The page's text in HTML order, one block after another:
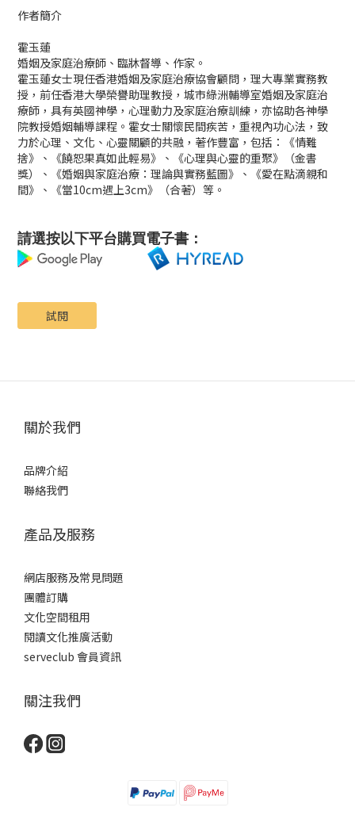
作者簡介
霍玉蓮
婚姻及家庭治療師、臨牀督導、作家。
霍玉蓮女士現任香港婚姻及家庭治療協會顧問，理大專業實務教
授，前任香港大學榮譽助理教授，城市綠洲輔導室婚姻及家庭治
療師，具有英國神學，心理動力及家庭治療訓練，亦協助各神學
院教授婚姻輔導課程。霍女士關懷民間疾苦，重視內功心法，致
力於心理、文化、心靈關顧的共融，著作豐富，包括：《情難
捨》、《饒恕果真如此輕易》、《心理與心靈的重聚》（金書
獎）、《婚姻與家庭治療：理論與實務藍圖》、《愛在點滴親和
間》、《當10cm遇上3cm》（合著）等。
請選按以下平台購買電子書：
試閱
關於我們
品牌介紹
聯絡我們
產品及服務
網店服務及常見問題
團體訂購
文化空間租用
閱讀文化推廣活動
serveclub 會員資訊
關注我們